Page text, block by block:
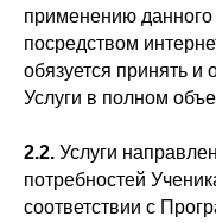
применению данного
посредством
обязуется принять и
Услуги в полном
2.2. Услуги
потребностей
соответствии с